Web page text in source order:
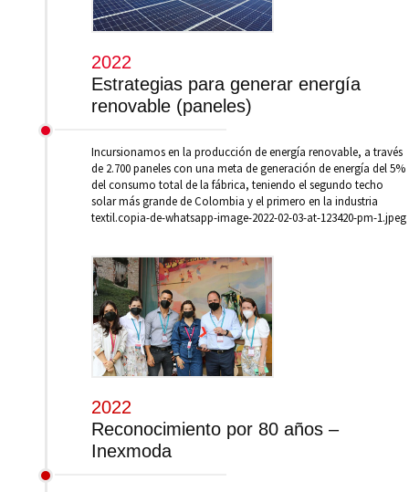
2022
Estrategias para generar energía
renovable (paneles)
Incursionamos en la producción de energía renovable, a través
de 2.700 paneles con una meta de generación de energía del 5%
del consumo total de la fábrica, teniendo el segundo techo
solar más grande de Colombia y el primero en la industria
textil.copia-de-whatsapp-image-2022-02-03-at-123420-pm-1.jpeg
2022
Reconocimiento por 80 años –
Inexmoda